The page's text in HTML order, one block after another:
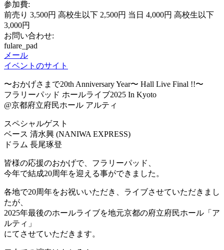
参加費:
前売り 3,500円 高校生以下 2,500円 当日 4,000円 高校生以下
3,000円
お問い合わせ:
fulare_pad
メール
イベントのサイト
〜おかげさまで20th Anniversary Year〜 Hall Live Final !!〜
フラリーパッド ホールライブ2025 In Kyoto
@京都府立府民ホール アルティ
スペシャルゲスト
ベース 清水興 (NANIWA EXPRESS)
ドラム 長尾琢登
皆様の応援のおかげで、フラリーパッド、
今年で結成20周年を迎える事ができました。
各地で20周年をお祝いいただき、ライブさせていただきまし
たが、
2025年最後のホールライブを地元京都の府立府民ホール「ア
ルティ」
にてさせていただきます。